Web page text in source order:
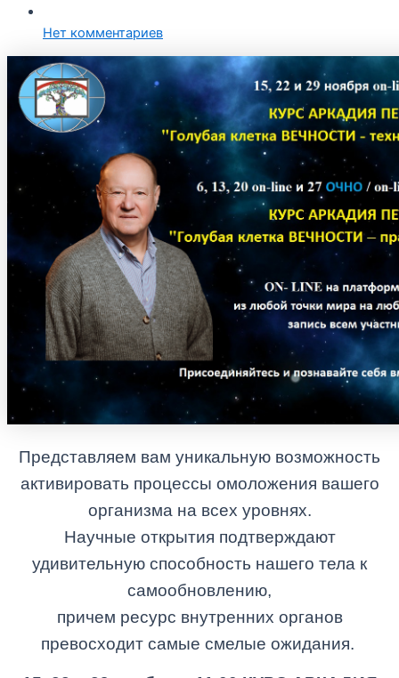
Нет комментариев
Представляем вам уникальную возможность
активировать процессы омоложения вашего
организма на всех уровнях.
Научные открытия подтверждают
удивительную способность нашего тела к
самообновлению,
причем ресурс внутренних органов
превосходит самые смелые ожидания.